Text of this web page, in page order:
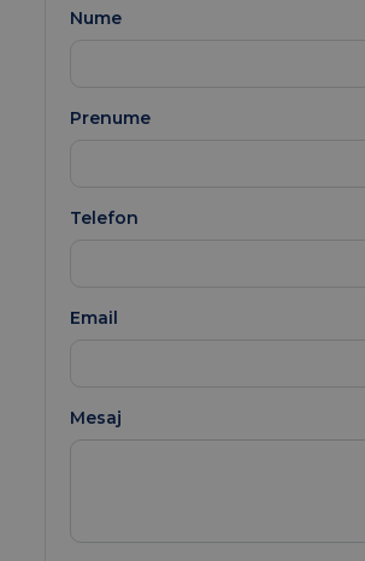
Nume
Prenume
Telefon
Email
Mesaj